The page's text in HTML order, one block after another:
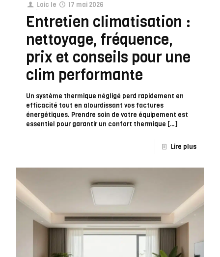
Loic le 17 mai 2026
Entretien climatisation :
nettoyage, fréquence,
prix et conseils pour une
clim performante
Un système thermique négligé perd rapidement en
efficacité tout en alourdissant vos factures
énergétiques. Prendre soin de votre équipement est
essentiel pour garantir un confort thermique […]
Lire plus